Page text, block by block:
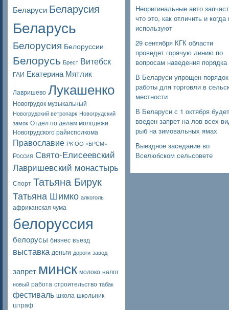
Беларуси Беларусия
Беларусь
Белорусия Белоруссии
Белорусь Брест Витебск
ГАИ Екатерина Мятлик
Лавришево Лукашенко
Новогрудок музыкальный
Новогрудский ветропарк Новогрудский
замок Отдел по делам молодежи
Новогрудского райисполкома
Православие РК ОО «БРСМ»
Россия Свято-Елисеевский
Лавришевский монастырь
Спорт Татьяна Бирук
Татьяна Шимко алкоголь
африканская чума
белоруссия
белорусы бизнес въезд
выставка деньги дороги завод
запрет минск молоко налог
новый работа строительство табак
фестиваль школа школьник
штраф
Неоригинальные авто
что это, как отличить и когда
используют
29 сентября КГК области
проведет горячую линию по
вопросам наведения порядка
В Беларуси упрощен порядок
работы для торговли в
местности
В Беларуси с 1 октября будет
введен запрет на лов всех
рыб на зимовальных ямах
Выездное заседание во
Вселюбском сельсовете